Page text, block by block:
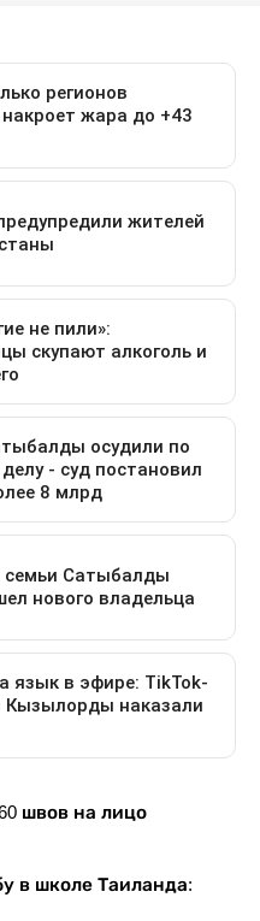
швов на лицо
в школе Таиланда: